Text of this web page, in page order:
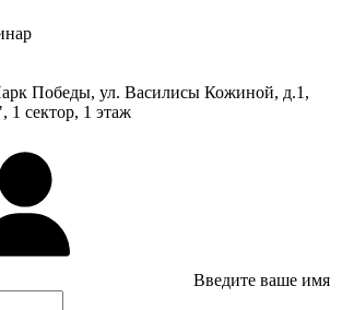
Победы, ул. Василисы Кожиной, д.1,
сектор, 1 этаж
Введите ваше имя